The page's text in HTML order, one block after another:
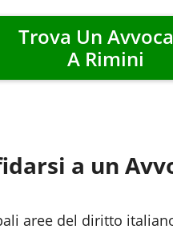
Trova Un
A Rimini
a un
aree del diritto